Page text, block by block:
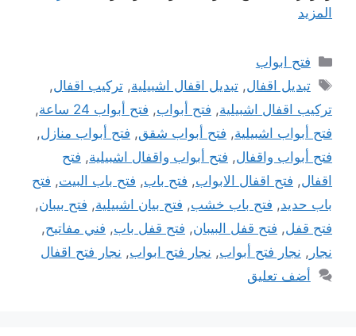
المزيد
التصنيفات
فتح ابواب
الوسوم
تبديل اقفال,تبديل اقفال اشبيلية,تركيب اقفال,
تركيب اقفال اشبيلية, فتح أبواب, فتح أبواب 24 ساعة
,
فتح أبواب اشبيلية, فتح أبواب شقق, فتح أبواب منازل,
فتح أبواب واقفال, فتح أبواب واقفال اشبيلية, فتح
اقفال, فتح اقفال الابواب, فتح باب, فتح باب البيت, فتح
باب حديد, فتح باب خشب, فتح بيان اشبيلية, فتح بيبان,
فتح قفل, فتح قفل البيبان, فتح قفل باب, فني مفاتيح,
نجار , نجار فتح أبواب, نجار فتح ابواب, نجار فتح اقفال
أضف تعليق